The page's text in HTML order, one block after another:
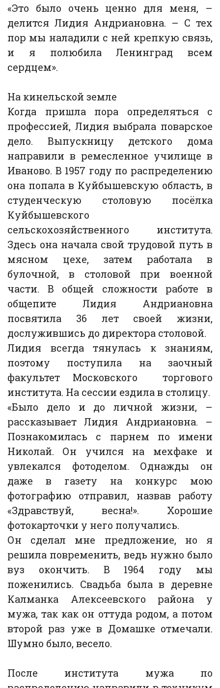
«Это было очень ценно для меня, –
делится Лидия Андриановна. – С тех
пор мы наладили с ней крепкую связь,
и я полюбила Ленинград всем
сердцем».
На кинельской земле
Когда пришла пора определяться с
профессией, Лидия выбрала поварское
дело. Выпускницу детского дома
направили в ремесленное училище в
Иваново. В 1957 году по распределению
она попала в Куйбышевскую область, в
студенческую столовую посёлка
Куйбышевского
сельскохозяйственного института.
Здесь она начала свой трудовой путь в
мясном цехе, затем работала в
булочной, в столовой при военной
части. В общей сложности работе в
общепите Лидия Андриановна
посвятила 36 лет своей жизни,
дослужившись до директора столовой.
Лидия всегда тянулась к знаниям,
поэтому поступила на заочный
факультет Московского торгового
института. На сессии ездила в столицу.
«Было дело и до личной жизни, –
рассказывает Лидия Андриановна. –
Познакомилась с парнем по имени
Николай. Он учился на мехфаке и
увлекался фотоделом. Однажды он
даже в газету на конкурс мою
фотографию отправил, назвав работу
«Здравствуй, весна!». Хорошие
фотокарточки у него получались.
Он сделал мне предложение, но я
решила повременить, ведь нужно было
вуз окончить. В 1964 году мы
поженились. Свадьба была в деревне
Калманка Алексеевского района у
мужа, так как он оттуда родом, а потом
второй раз уже в Домашке отмечали.
Шумно было, весело.
После института мужа по